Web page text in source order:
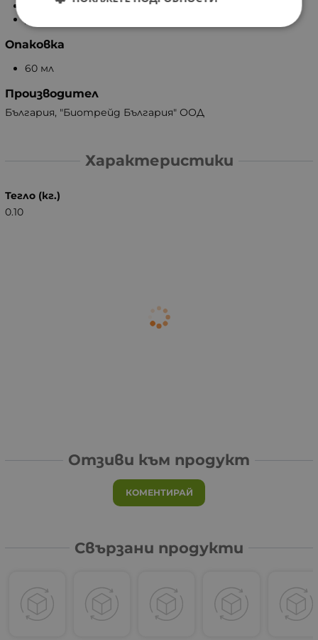
Да се пази от деца!
Опаковка
60 мл
Производител
България, "Биотрейд България" ООД
Характеристики
Тегло (кг.)
0.10
Отзиви към продукт
КОМЕНТИРАЙ
Свързани продукти